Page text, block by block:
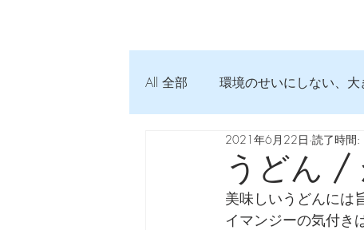
All 全部 環境のせいにしない、
弦交換の記録 DTM 始める
Imanjy Studio 使われているモノ
うどん /
2021年6月22日 読了時間:
美味しいうどんには
イマンジーの気付き